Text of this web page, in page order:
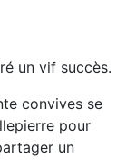
un vif succès.
convives se
pour
un